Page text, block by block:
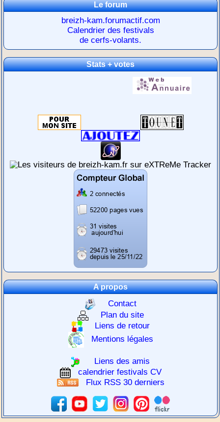
Le forum
breizh-kam.forumactif.com
Calendrier des festivals
de cerfs-volants.
Stats + votes
A propos
Contact
Plan du site
Liens de retour
Mentions légales
Liens des amis
calendrier festivals CV
Flux RSS 30 derniers